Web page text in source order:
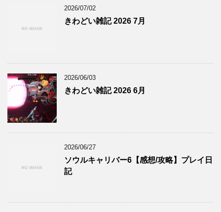
2026/07/02
きわどい雑記 2026 7月
2026/06/03
きわどい雑記 2026 6月
2026/06/27
ソウルキャリバー6【感想/攻略】プレイ日
記